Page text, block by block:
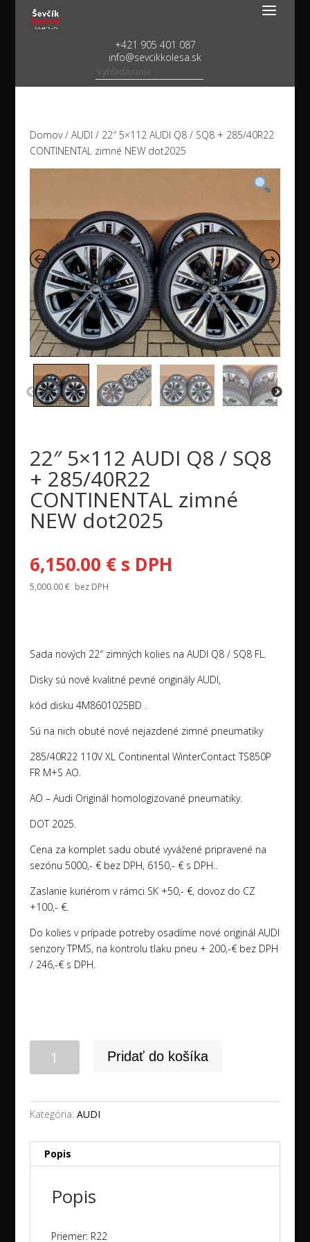
+421 905 401 087
info@sevcikkolesa.sk
Domov/ AUDI / 22″ 5×112 AUDI Q8 / SQ8 + 285/40R22
CONTINENTAL zimné NEW dot2025
22″ 5×112 AUDI Q8 / SQ8
+ 285/40R22
CONTINENTAL zimné
NEW dot2025
6,150.00 €s DPH
5,000.00€ bez DPH
Sada nových 22″ zimných kolies na AUDI Q8 / SQ8 FL.
Disky sú nové kvalitné pevné originály AUDI,
kód disku 4M8601025BD .
Sú na nich obuté nové nejazdené zimné pneumatiky
285/40R22 110V XL Continental WinterContact TS850P
FR M+S AO.
AO – Audi Originál homologizované pneumatiky.
DOT 2025.
Cena za komplet sadu obuté vyvážené pripravené na
sezónu 5000,- € bez DPH, 6150,- € s DPH..
Zaslanie kuriérom v rámci SK +50,- €, dovoz do CZ
+100,- €.
Do kolies v prípade potreby osadíme nové originál AUDI
senzory TPMS, na kontrolu tlaku pneu + 200,-€ bez DPH
/ 246,-€ s DPH.
Q8
SQ8
CONTINENTAL
zimné
dot2025
Pridať do košíka
Kategória: AUDI
Popis
Popis
Priemer: R22